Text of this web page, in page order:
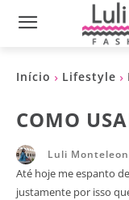
Início Lifestyle
COMO
Luli
Até hoje me espanto
justamente por isso